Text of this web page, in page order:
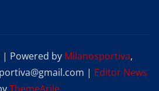
Powered by Milanosportiva,
| Editor News